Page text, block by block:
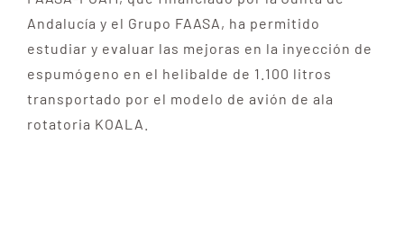
Andalucía y el Grupo FAASA, ha permitido
estudiar y evaluar las mejoras en la inyección de
espumógeno en el helibalde de 1.100 litros
transportado por el modelo de avión de ala
rotatoria KOALA.